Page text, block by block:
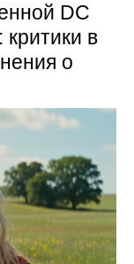
DC
критики в
о